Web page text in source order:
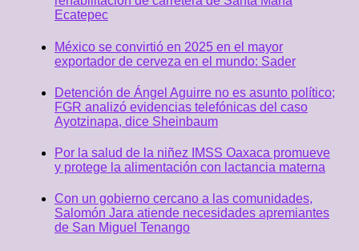
Ecatepec
México se convirtió en 2025 en el mayor
exportador de cerveza en el mundo: Sader
Detención de Ángel Aguirre no es asunto político;
FGR analizó evidencias telefónicas del caso
Ayotzinapa, dice Sheinbaum
Por la salud de la niñez IMSS Oaxaca promueve
y protege la alimentación con lactancia materna
Con un gobierno cercano a las comunidades,
Salomón Jara atiende necesidades apremiantes
de San Miguel Tenango